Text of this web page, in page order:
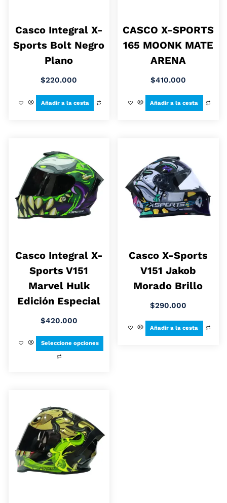
Casco Integral X-
Sports Bolt Negro
Plano
$220.000
Añadir a la cesta
CASCO X-SPORTS
165 MOONK MATE
ARENA
$410.000
Añadir a la cesta
Casco Integral X-
Sports V151
Marvel Hulk
Edición Especial
$420.000
Seleccione opciones
Casco X-Sports
V151 Jakob
Morado Brillo
$290.000
Añadir a la cesta